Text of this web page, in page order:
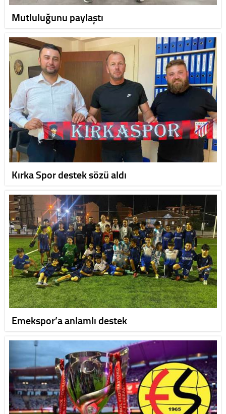
Mutluluğunu paylaştı
Kırka Spor destek sözü aldı
Emekspor’a anlamlı destek